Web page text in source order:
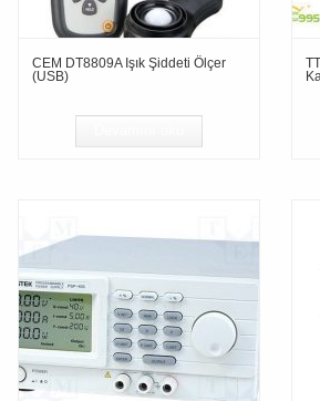
CEM DT8809A Işık Şiddeti Ölçer
(USB)